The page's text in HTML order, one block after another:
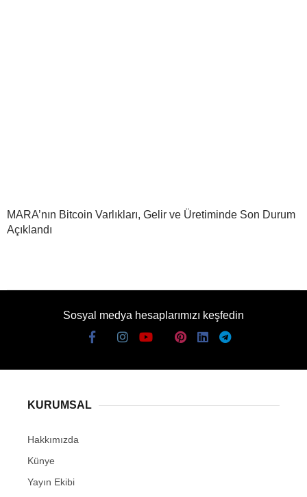
MARA’nın Bitcoin Varlıkları, Gelir ve Üretiminde Son Durum
Açıklandı
Sosyal medya hesaplarımızı keşfedin
KURUMSAL
Hakkımızda
Künye
Yayın Ekibi